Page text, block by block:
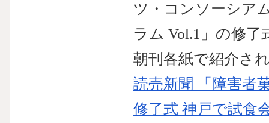
ツ・コンソーシア
ラム Vol.1」の修了
朝刊各紙で紹介さ
読売新聞 「障害者
修了式 神戸で試食